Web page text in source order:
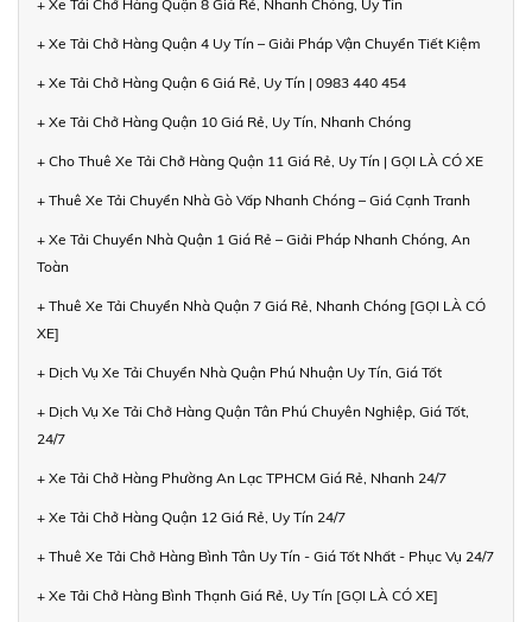
+ Xe Tải Chở Hàng Quận 8 Giá Rẻ, Nhanh Chóng, Uy Tín
+ Xe Tải Chở Hàng Quận 4 Uy Tín – Giải Pháp Vận Chuyển Tiết Kiệm
+ Xe Tải Chở Hàng Quận 6 Giá Rẻ, Uy Tín | 0983 440 454
+ Xe Tải Chở Hàng Quận 10 Giá Rẻ, Uy Tín, Nhanh Chóng
+ Cho Thuê Xe Tải Chở Hàng Quận 11 Giá Rẻ, Uy Tín | GỌI LÀ CÓ XE
+ Thuê Xe Tải Chuyển Nhà Gò Vấp Nhanh Chóng – Giá Cạnh Tranh
+ Xe Tải Chuyển Nhà Quận 1 Giá Rẻ – Giải Pháp Nhanh Chóng, An
Toàn
+ Thuê Xe Tải Chuyển Nhà Quận 7 Giá Rẻ, Nhanh Chóng [GỌI LÀ CÓ
XE]
+ Dịch Vụ Xe Tải Chuyển Nhà Quận Phú Nhuận Uy Tín, Giá Tốt
+ Dịch Vụ Xe Tải Chở Hàng Quận Tân Phú Chuyên Nghiệp, Giá Tốt,
24/7
+ Xe Tải Chở Hàng Phường An Lạc TPHCM Giá Rẻ, Nhanh 24/7
+ Xe Tải Chở Hàng Quận 12 Giá Rẻ, Uy Tín 24/7
+ Thuê Xe Tải Chở Hàng Bình Tân Uy Tín - Giá Tốt Nhất - Phục Vụ 24/7
+ Xe Tải Chở Hàng Bình Thạnh Giá Rẻ, Uy Tín [GỌI LÀ CÓ XE]